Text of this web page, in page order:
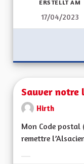
ERSTELLT AM
17/04/2023
Sauver notre
Hirth
Mon Code
remettre